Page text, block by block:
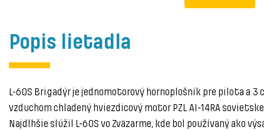
Popis lietadla
L-60S Brigadýr je jednomotorový hornoplošník pre pilota a 3
vzduchom chladený hviezdicový motor PZL AI-14RA
Najdlhšie slúžil L-60S vo Zväzarme, kde bol používaný ako